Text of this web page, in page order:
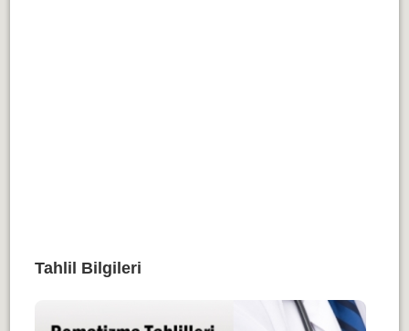
Tahlil Bilgileri